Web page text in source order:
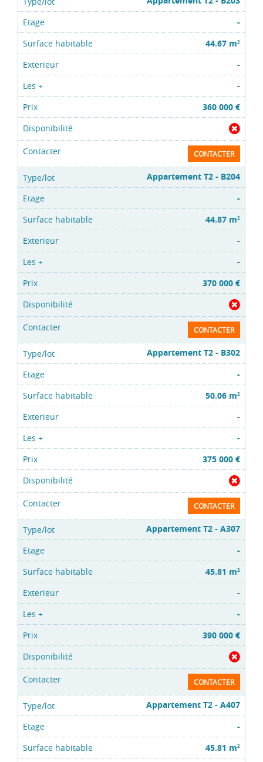
-
44.67 m2
-
-
360 000 €
CONTACTER
Appartement T2 - B204
-
44.87 m2
-
-
370 000 €
CONTACTER
Appartement T2 - B302
-
50.06 m2
-
-
375 000 €
CONTACTER
Appartement T2 - A307
-
45.81 m2
-
-
390 000 €
CONTACTER
Appartement T2 - A407
-
45.81 m2